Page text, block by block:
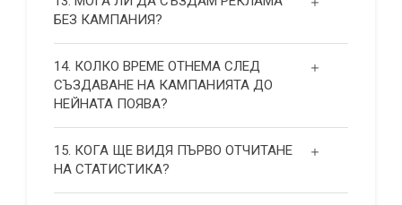
БЕЗ КАМПАНИЯ?
14. КОЛКО ВРЕМЕ ОТНЕМА СЛЕД
СЪЗДАВАНЕ НА КАМПАНИЯТА ДО
НЕЙНАТА ПОЯВА?
15. КОГА ЩЕ ВИДЯ ПЪРВО ОТЧИТАНЕ
НА СТАТИСТИКА?